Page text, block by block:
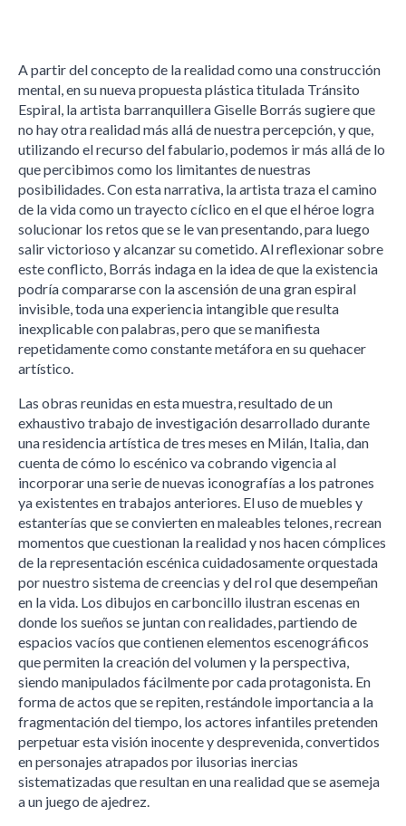
A partir del concepto de la realidad como una construcción
mental, en su nueva propuesta plástica titulada Tránsito
Espiral, la artista barranquillera Giselle Borrás sugiere que
no hay otra realidad más allá de nuestra percepción, y que,
utilizando el recurso del fabulario, podemos ir más allá de lo
que percibimos como los limitantes de nuestras
posibilidades. Con esta narrativa, la artista traza el camino
de la vida como un trayecto cíclico en el que el héroe logra
solucionar los retos que se le van presentando, para luego
salir victorioso y alcanzar su cometido. Al reflexionar sobre
este conflicto, Borrás indaga en la idea de que la existencia
podría compararse con la ascensión de una gran espiral
invisible, toda una experiencia intangible que resulta
inexplicable con palabras, pero que se manifiesta
repetidamente como constante metáfora en su quehacer
artístico.
Las obras reunidas en esta muestra, resultado de un
exhaustivo trabajo de investigación desarrollado durante
una residencia artística de tres meses en Milán, Italia, dan
cuenta de cómo lo escénico va cobrando vigencia al
incorporar una serie de nuevas iconografías a los patrones
ya existentes en trabajos anteriores. El uso de muebles y
estanterías que se convierten en maleables telones, recrean
momentos que cuestionan la realidad y nos hacen cómplices
de la representación escénica cuidadosamente orquestada
por nuestro sistema de creencias y del rol que desempeñan
en la vida. Los dibujos en carboncillo ilustran escenas en
donde los sueños se juntan con realidades, partiendo de
espacios vacíos que contienen elementos escenográficos
que permiten la creación del volumen y la perspectiva,
siendo manipulados fácilmente por cada protagonista. En
forma de actos que se repiten, restándole importancia a la
fragmentación del tiempo, los actores infantiles pretenden
perpetuar esta visión inocente y desprevenida, convertidos
en personajes atrapados por ilusorias inercias
sistematizadas que resultan en una realidad que se asemeja
a un juego de ajedrez.